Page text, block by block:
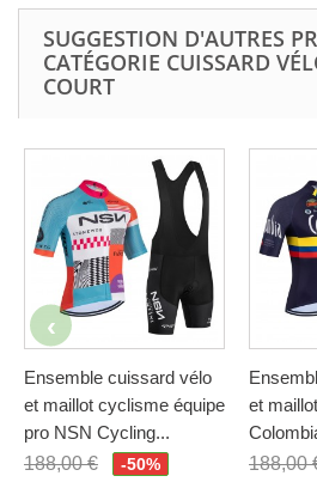
SUGGESTION D'AUTRES
CATÉGORIE CUISSARD
COURT
Ensemble cuissard vélo
et maillot cyclisme équipe
pro NSN Cycling...
188,00 €
-50%
et
188,00